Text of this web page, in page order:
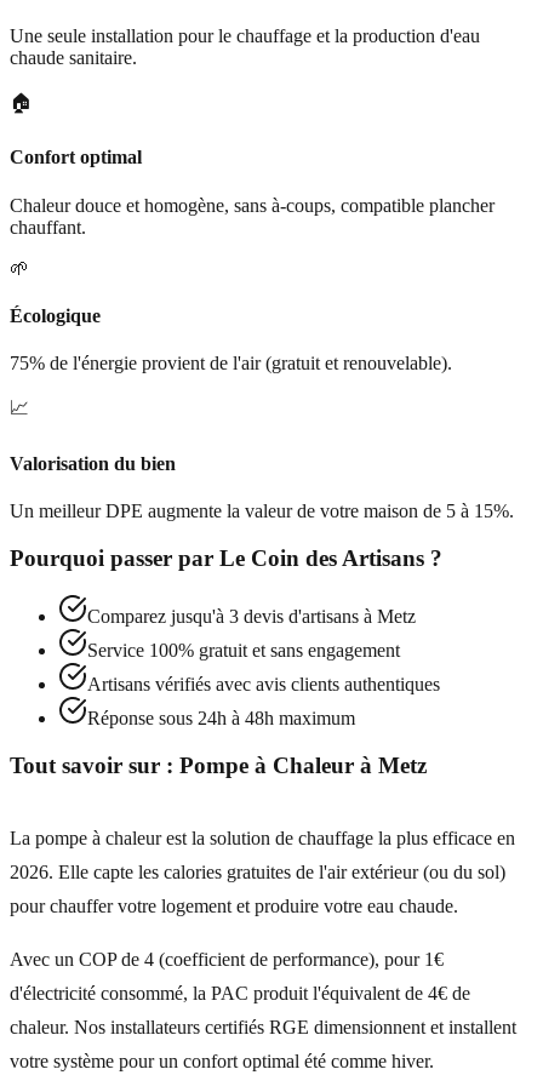
Une seule installation pour le chauffage et la production d'eau
chaude sanitaire.
🏠
Confort optimal
Chaleur douce et homogène, sans à-coups, compatible plancher
chauffant.
🌱
Écologique
75% de l'énergie provient de l'air (gratuit et renouvelable).
📈
Valorisation du bien
Un meilleur DPE augmente la valeur de votre maison de 5 à 15%.
Pourquoi passer par Le Coin des Artisans ?
Comparez jusqu'à 3 devis d'artisans à Metz
Service 100% gratuit et sans engagement
Artisans vérifiés avec avis clients authentiques
Réponse sous 24h à 48h maximum
Tout savoir sur : Pompe à Chaleur à Metz
La pompe à chaleur est la solution de chauffage la plus efficace en
2026. Elle capte les calories gratuites de l'air extérieur (ou du sol)
pour chauffer votre logement et produire votre eau chaude.
Avec un COP de 4 (coefficient de performance), pour 1€
d'électricité consommé, la PAC produit l'équivalent de 4€ de
chaleur. Nos installateurs certifiés RGE dimensionnent et installent
votre système pour un confort optimal été comme hiver.